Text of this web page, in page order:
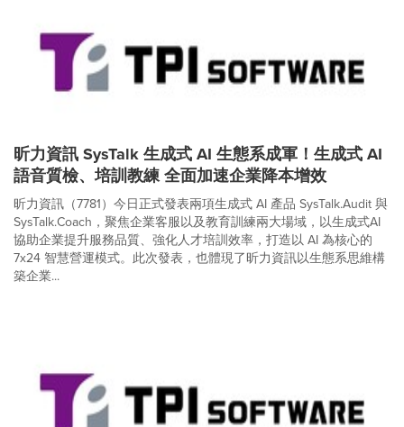
昕力資訊 SysTalk 生成式 AI 生態系成軍！生成式 AI
語音質檢、培訓教練 全面加速企業降本增效
昕力資訊（7781）今日正式發表兩項生成式 AI 產品 SysTalk.Audit 與
SysTalk.Coach，聚焦企業客服以及教育訓練兩大場域，以生成式AI
協助企業提升服務品質、強化人才培訓效率，打造以 AI 為核心的
7x24 智慧營運模式。此次發表，也體現了昕力資訊以生態系思維構
築企業...